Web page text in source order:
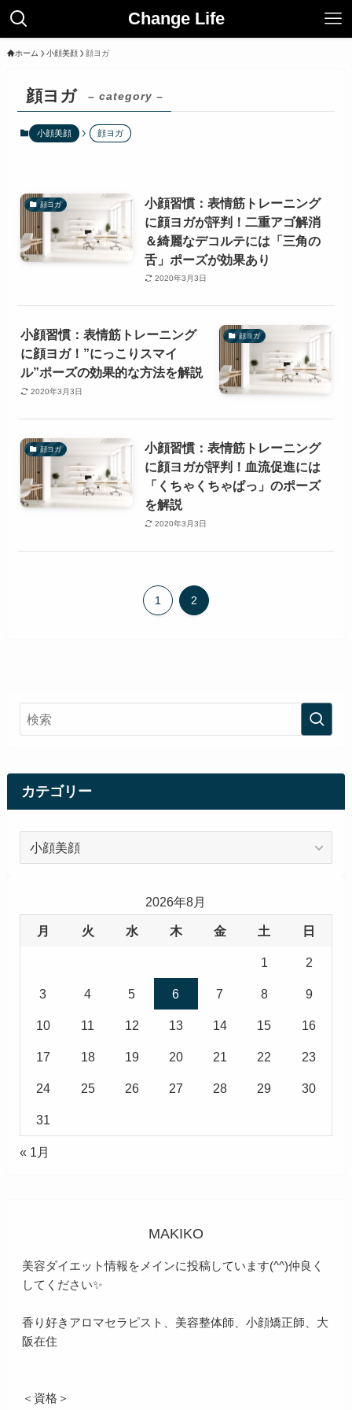
Change Life
ホーム 小顔美顔 顔ヨガ
顔ヨガ – category –
小顔美顔 顔ヨガ
顔ヨガ
小顔習慣：表情筋トレーニング
に顔ヨガが評判！二重アゴ解消
＆綺麗なデコルテには「三角の
舌」ポーズが効果あり
2020年3月3日
顔ヨガ
小顔習慣：表情筋トレーニング
に顔ヨガ！”にっこりスマイ
ル”ポーズの効果的な方法を解説
2020年3月3日
顔ヨガ
小顔習慣：表情筋トレーニング
に顔ヨガが評判！血流促進には
「くちゃくちゃぱっ」のポーズ
を解説
2020年3月3日
1 2
カテゴリー
ー
2026年8月
月 火 水 木 金 土 日
1 2
3 4 5 6 7 8 9
10 11 12 13 14 15 16
17 18 19 20 21 22 23
24 25 26 27 28 29 30
31
« 1月
MAKIKO
美容ダイエット情報をメインに投稿しています(^^)仲良く
してください✨
香り好きアロマセラピスト、美容整体師、小顔矯正師、大
阪在住
＜資格＞